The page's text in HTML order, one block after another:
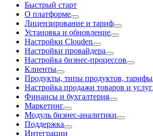
Быстрый старт
О платформе
Лицензирование и тариф
Установка и обновление
Настройки Clouden
Настройки провайдера
Настройка бизнес-процессов
Клиенты
Продукты, типы продуктов, тарифы
Настройка продажи товаров и услуг
Финансы и бухгалтерия
Маркетинг
Модуль бизнес-аналитики
Поддержка
Интеграции